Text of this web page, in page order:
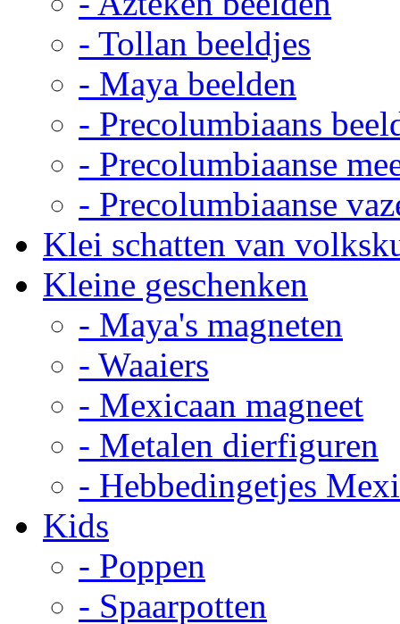
- Tollan beeldjes
- Maya beelden
- Precolumbiaans
- Precolumbiaanse
- Precolumbiaanse
Klei schatten van
Kleine geschenken
- Maya's magneten
- Waaiers
- Mexicaan magneet
- Metalen dierfiguren
- Hebbedingetjes
Kids
- Poppen
- Spaarpotten